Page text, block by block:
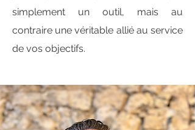
simplement un outil, mais au
contraire une véritable allié au service
de vos objectifs.